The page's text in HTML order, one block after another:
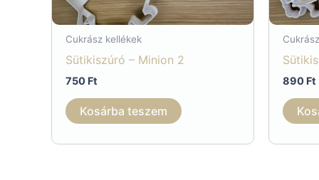
Cukrász kellékek
Sütikiszúró – Minion 2
750 Ft
Kosárba teszem
890 Ft